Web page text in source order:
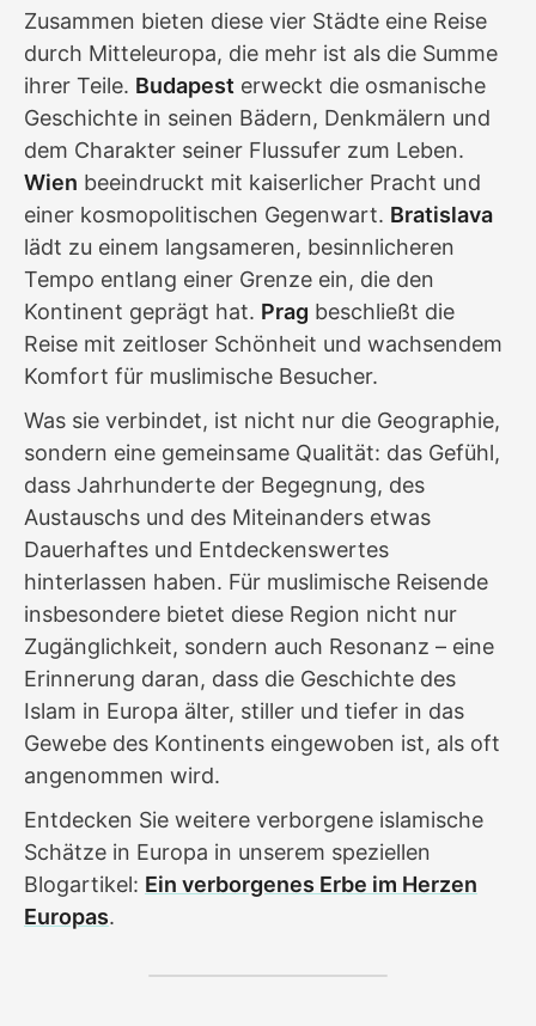
Zusammen bieten diese vier Städte eine Reise
durch Mitteleuropa, die mehr ist als die Summe
ihrer Teile. Budapest erweckt die osmanische
Geschichte in seinen Bädern, Denkmälern und
dem Charakter seiner Flussufer zum Leben.
Wien beeindruckt mit kaiserlicher Pracht und
einer kosmopolitischen Gegenwart. Bratislava
lädt zu einem langsameren, besinnlicheren
Tempo entlang einer Grenze ein, die den
Kontinent geprägt hat. Prag beschließt die
Reise mit zeitloser Schönheit und wachsendem
Komfort für muslimische Besucher.
Was sie verbindet, ist nicht nur die Geographie,
sondern eine gemeinsame Qualität: das Gefühl,
dass Jahrhunderte der Begegnung, des
Austauschs und des Miteinanders etwas
Dauerhaftes und Entdeckenswertes
hinterlassen haben. Für muslimische Reisende
insbesondere bietet diese Region nicht nur
Zugänglichkeit, sondern auch Resonanz – eine
Erinnerung daran, dass die Geschichte des
Islam in Europa älter, stiller und tiefer in das
Gewebe des Kontinents eingewoben ist, als oft
angenommen wird.
Entdecken Sie weitere verborgene islamische
Schätze in Europa in unserem speziellen
Blogartikel: Ein verborgenes Erbe im Herzen
Europas.